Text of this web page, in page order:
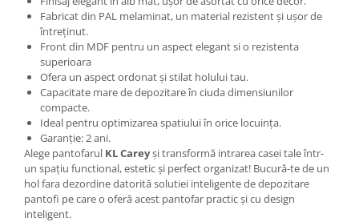
Fabricat din PAL melaminat, un material rezistent și ușor de
întreținut.
Front din MDF pentru un aspect elegant si o rezistenta
superioara
Ofera un aspect ordonat și stilat holului tau.
Capacitate mare de depozitare în ciuda dimensiunilor
compacte.
Ideal pentru optimizarea spatiului în orice locuința.
Garanție: 2 ani.
Alege pantofarul KL Careyși transformă intrarea casei tale într-
un spațiu functional, estetic și perfect organizat! Bucură-te de un
hol fara dezordine datorită solutiei inteligente de depozitare
pantofi pe care o oferă acest pantofar practic și cu design
inteligent.